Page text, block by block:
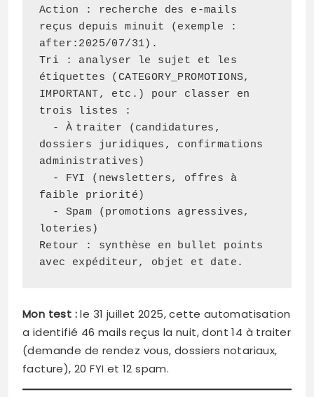
Action : recherche des e‑mails
reçus depuis minuit (exemple :
after:2025/07/31).
Tri : analyser le sujet et les
étiquettes (CATEGORY_PROMOTIONS,
IMPORTANT, etc.) pour classer en
trois listes :
dossiers juridiques, confirmations
administratives)
faible priorité)
loteries)
Retour : synthèse en bullet points
Mon test :le 31 juillet 2025, cette automatisation
a identifié 46 mails reçus la nuit, dont 14 à traiter
(demande de rendez vous, dossiers notariaux,
facture), 20 FYI et 12 spam.